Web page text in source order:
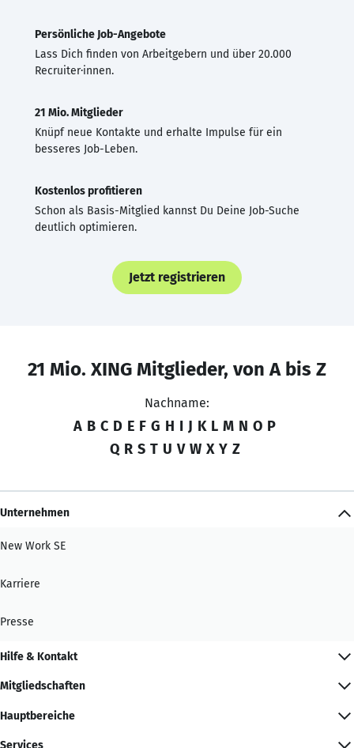
Persönliche Job-Angebote
Lass Dich finden von Arbeitgebern und über 20.000
Recruiter·innen.
21 Mio. Mitglieder
Knüpf neue Kontakte und erhalte Impulse für ein
besseres Job-Leben.
Kostenlos profitieren
Schon als Basis-Mitglied kannst Du Deine Job-Suche
deutlich optimieren.
Jetzt registrieren
21 Mio. XING Mitglieder, von A bis Z
Nachname:
A B C D E F G H I J K L M N O P
Q R S T U V W X Y Z
Unternehmen
New Work SE
Karriere
Presse
Hilfe & Kontakt
Mitgliedschaften
Hauptbereiche
Services